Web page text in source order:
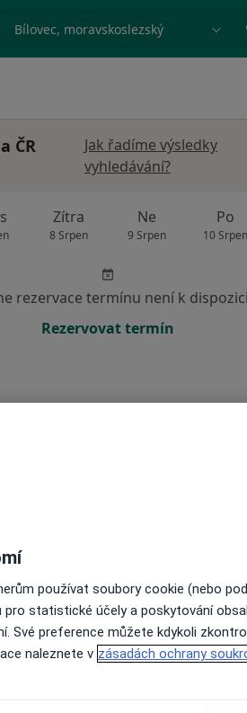
Město nebo region
ČR
Jak řadíme výsledky
vyhledávání?
Zítra
8 Srpen
Ne
9 Srpen
Po
10 Srpen
rezervace termínu není k dispozici
Rezervovat termín
používat soubory cookie (nebo
statistické účely a poskytování
Své preference můžete kdykoli
naleznete v zásadách ochrany